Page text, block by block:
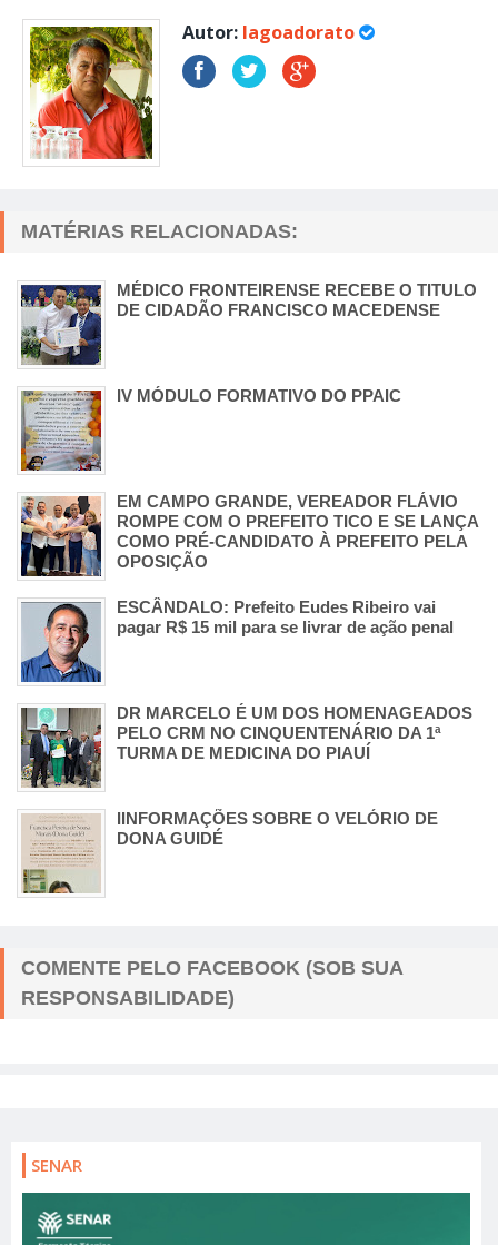
Autor: lagoadorato
MATÉRIAS RELACIONADAS:
MÉDICO FRONTEIRENSE RECEBE O TITULO
DE CIDADÃO FRANCISCO MACEDENSE
IV MÓDULO FORMATIVO DO PPAIC
EM CAMPO GRANDE, VEREADOR FLÁVIO
ROMPE COM O PREFEITO TICO E SE LANÇA
COMO PRÉ-CANDIDATO À PREFEITO PELA
OPOSIÇÃO
ESCÂNDALO: Prefeito Eudes Ribeiro vai
pagar R$ 15 mil para se livrar de ação penal
DR MARCELO É UM DOS HOMENAGEADOS
PELO CRM NO CINQUENTENÁRIO DA 1ª
TURMA DE MEDICINA DO PIAUÍ
IINFORMAÇÕES SOBRE O VELÓRIO DE
DONA GUIDÉ
COMENTE PELO FACEBOOK (SOB SUA
RESPONSABILIDADE)
SENAR